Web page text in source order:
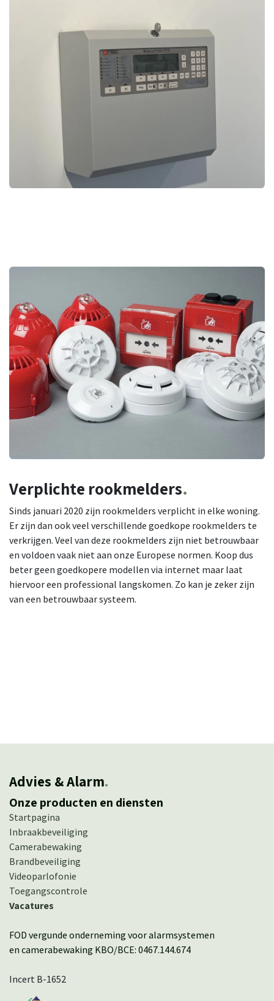
Verplichte rookmelders.
Sinds januari 2020 zijn rookmelders verplicht in elke woning.
Er zijn dan ook veel verschillende goedkope rookmelders te
verkrijgen. Veel van deze rookmelders zijn niet betrouwbaar
en voldoen vaak niet aan onze Europese normen. Koop dus
beter geen goedkopere modellen via internet maar laat
hiervoor een professional langskomen. Zo kan je zeker zijn
van een betrouwbaar systeem.
Advies & Alarm.
Onze producten en diensten
Startpagina
Inbraakbeveiliging
Camerabewaking
Brandbeveiliging
Videoparlofonie
Toegangscontrole
Vacatures
FOD vergunde onderneming voor alarmsystemen
en camerabewaking KBO/BCE: 0467.144.674
Incert B-1652